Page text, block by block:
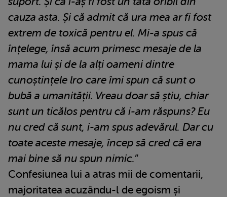
cauza asta. Și că admit că ura mea ar fi fost
extrem de toxică pentru el. Mi-a spus că
înțelege, însă acum primesc mesaje de la
mama lui și de la alți oameni dintre
cunoștințele lro care îmi spun că sunt o
bubă a umanității. Vreau doar să știu, chiar
sunt un ticălos pentru că i-am răspuns? Eu
nu cred că sunt, i-am spus adevărul. Dar cu
toate aceste mesaje, încep să cred că era
mai bine să nu spun nimic.”
Confesiunea lui a atras mii de comentarii,
majoritatea acuzându-l de egoism și